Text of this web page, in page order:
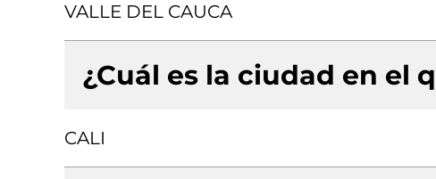
VALLE DEL CAUCA
¿Cuál es la ciudad en el
CALI